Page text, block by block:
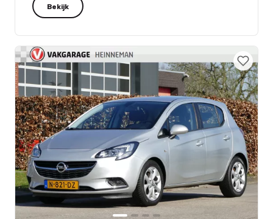
Bekijk